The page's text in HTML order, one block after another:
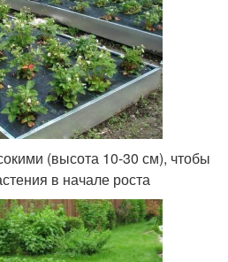
(высота 10-30 см), чтобы
в начале роста